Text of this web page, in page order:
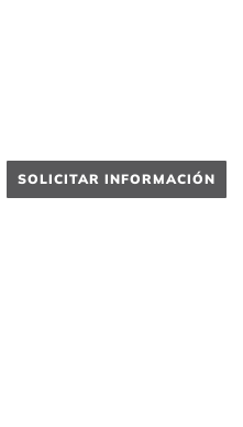
SOLICITAR INFORMACIÓN